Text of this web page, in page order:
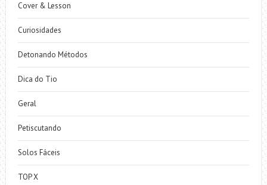
Cover & Lesson
Curiosidades
Detonando Métodos
Dica do Tio
Geral
Petiscutando
Solos Fáceis
TOP X